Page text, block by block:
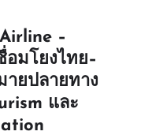
–
อมโยงไทย–
ยปลายทาง
และ